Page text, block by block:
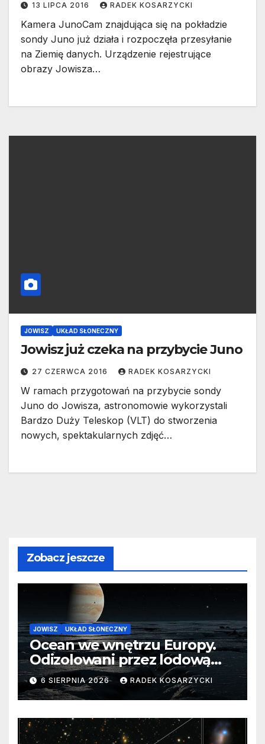
13 LIPCA 2016 RADEK KOSARZYCKI
Kamera JunoCam znajdująca się na pokładzie
sondy Juno już działa i rozpoczęła przesyłanie
na Ziemię danych. Urządzenie rejestrujące
obrazy Jowisza…
JOWISZ UKŁAD SŁONECZNY
Jowisz już czeka na przybycie Juno
27 CZERWCA 2016 RADEK KOSARZYCKI
W ramach przygotowań na przybycie sondy
Juno do Jowisza, astronomowie wykorzystali
Bardzo Duży Teleskop (VLT) do stworzenia
nowych, spektakularnych zdjęć…
Zobacz jeszcze
JOWISZ UKŁAD SŁONECZNY
Ocean we wnętrzu Europy.
Odizolowani przez lodową
barierę
6 SIERPNIA 2026 RADEK KOSARZYCKI